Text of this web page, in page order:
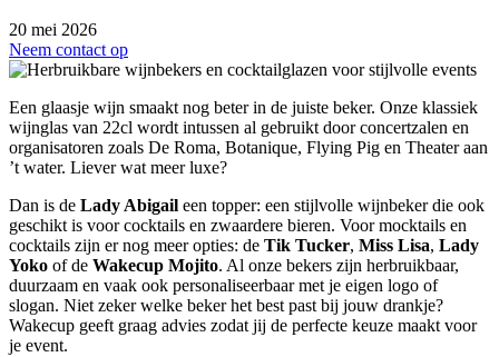
20 mei 2026
Neem contact op
Een glaasje wijn smaakt nog beter in de juiste beker. Onze klassiek
wijnglas van 22cl wordt intussen al gebruikt door concertzalen en
organisatoren zoals De Roma, Botanique, Flying Pig en Theater aan
’t water. Liever wat meer luxe?
Dan is de Lady Abigail een topper: een stijlvolle wijnbeker die ook
geschikt is voor cocktails en zwaardere bieren. Voor mocktails en
cocktails zijn er nog meer opties: de Tik Tucker, Miss Lisa, Lady
Yoko of de Wakecup Mojito. Al onze bekers zijn herbruikbaar,
duurzaam en vaak ook personaliseerbaar met je eigen logo of
slogan. Niet zeker welke beker het best past bij jouw drankje?
Wakecup geeft graag advies zodat jij de perfecte keuze maakt voor
je event.